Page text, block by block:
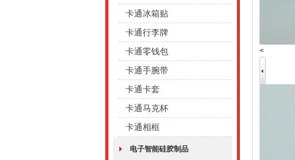
卡通冰箱贴
卡通行李牌
卡通零钱包
卡通手腕带
卡通卡套
卡通马克杯
卡通相框
电子智能硅胶制品
<